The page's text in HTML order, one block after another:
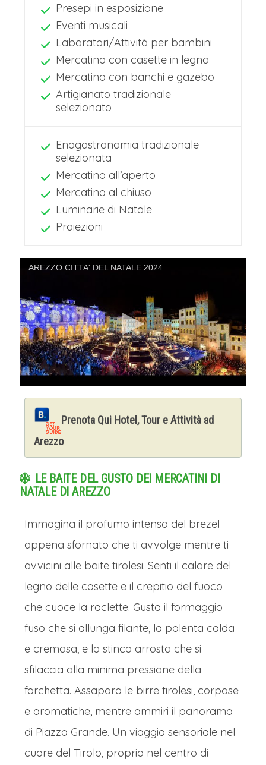
Presepi in esposizione
Eventi musicali
Laboratori/Attività per bambini
Mercatino con casette in legno
Mercatino con banchi e gazebo
Artigianato tradizionale
selezionato
Enogastronomia tradizionale
selezionata
Mercatino all’aperto
Mercatino al chiuso
Luminarie di Natale
Proiezioni
AREZZO CITTA' DEL NATALE 2024
Prenota Qui Hotel, Tour e Attività ad
Arezzo
LE BAITE DEL GUSTO DEI MERCATINI DI
NATALE DI AREZZO
Immagina il profumo intenso del brezel
appena sfornato che ti avvolge mentre ti
avvicini alle baite tirolesi. Senti il calore del
legno delle casette e il crepitio del fuoco
che cuoce la raclette. Gusta il formaggio
fuso che si allunga filante, la polenta calda
e cremosa, e lo stinco arrosto che si
sfilaccia alla minima pressione della
forchetta. Assapora le birre tirolesi, corpose
e aromatiche, mentre ammiri il panorama
di Piazza Grande. Un viaggio sensoriale nel
cuore del Tirolo, proprio nel centro di